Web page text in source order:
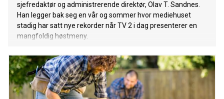
sjefredaktør og administrerende direktør, Olav T. Sandnes.
Han legger bak seg en vår og sommer hvor mediehuset
stadig har satt nye rekorder når TV 2 i dag presenterer en
mangfoldig høstmeny.